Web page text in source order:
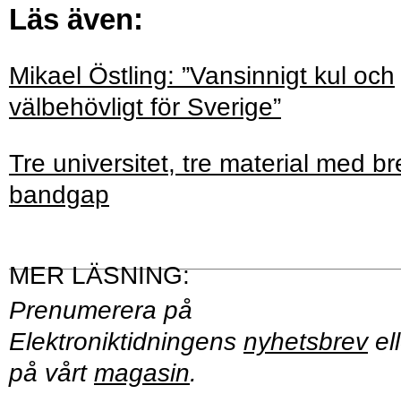
Läs även:
Mikael Östling: ”Vansinnigt kul och
välbehövligt för Sverige”
Tre universitet, tre material med
bandgap
Prenumerera på
Elektroniktidningens nyhetsbrev
på vårt magasin.